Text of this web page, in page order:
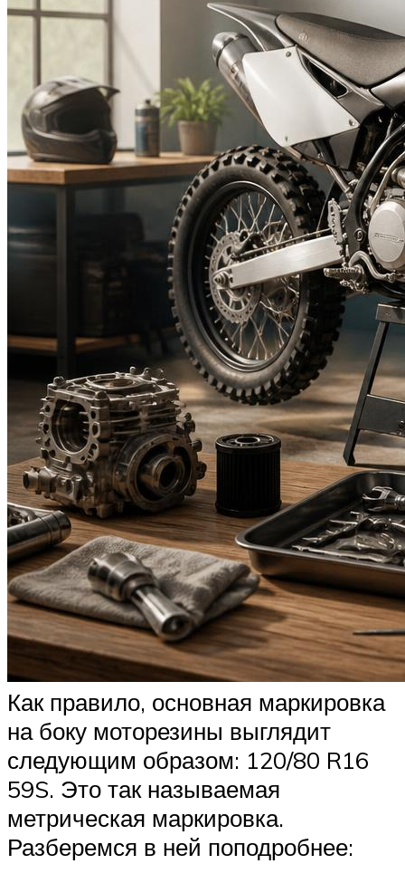
Как правило, основная маркировка
на боку моторезины выглядит
следующим образом: 120/80 R16
59S. Это так называемая
метрическая маркировка.
Разберемся в ней поподробнее: